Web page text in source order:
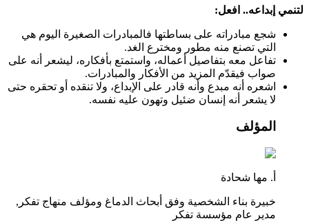
لتنمي إبداعه.. افعل:
شجع مبادراته على بساطتها فالمبادرات الصغيرة اليوم هي
التي تصنع منه مطور ومخترع الغد.
تفاعل معه بتفاصيل أعماله، واستمتع بأفكاره، ليشعر أنه على
صواب فيقدّم المزيد من الأفكار والمبادرات.
اشعره أنه مبدع وأنه قادر على الإبداع، ولا تنقده أو تحقره حتى
لا يشعر أنه إنسان ضئيل وتهون عليه نفسه.
المؤلف
أ. مها شحادة
خبيرة بناء الشخصية وفق أبحاث الدماغ ومؤلف منهاج تفكر,
مدير عام مؤسسة تفكر